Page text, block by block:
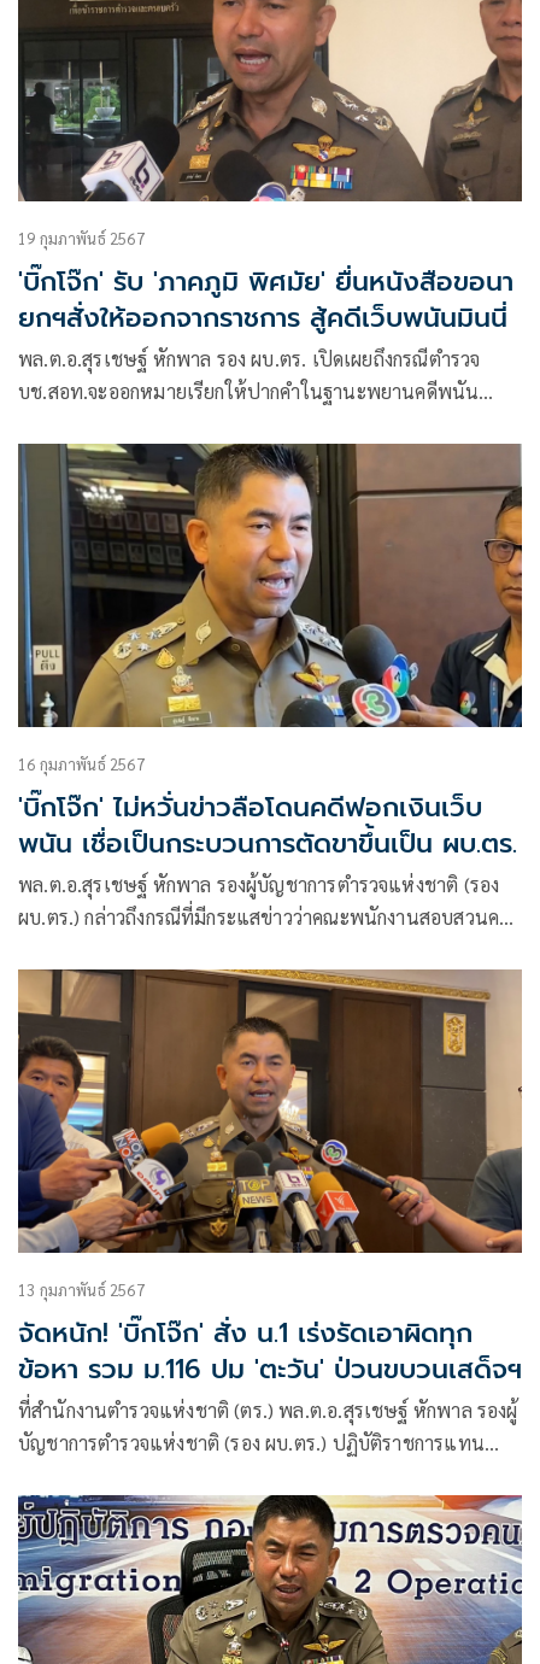
19 กุมภาพันธ์ 2567
'บิ๊กโจ๊ก' รับ 'ภาคภูมิ พิศมัย' ยื่นหนังสือขอนา
ยกฯสั่งให้ออกจากราชการ สู้คดีเว็บพนันมินนี่
พล.ต.อ.สุรเชษฐ์ หักพาล รอง ผบ.ตร. เปิดเผยถึงกรณีตำรวจ
บช.สอท.จะออกหมายเรียกให้ปากคำในฐานะพยานคดีพนัน
นี่ เนื่องจากตนไม่ได้ให้คุณให้โทษกับเว็บพนัน และตนไม่ได้คุม
ไซเบอร์
16 กุมภาพันธ์ 2567
'บิ๊กโจ๊ก' ไม่หวั่นข่าวลือโดนคดีฟอกเงินเว็บ
พนัน เชื่อเป็นกระบวนการตัดขาขึ้นเป็น ผบ.ตร.
พล.ต.อ.สุรเชษฐ์ หักพาล รองผู้บัญชาการตำรวจแห่งชาติ (รอง
ผบ.ตร.) กล่าวถึงกรณีที่มีกระแสข่าวว่าคณะพนักงานสอบสวนคดี
กับนายตำรวจใหญ่คนดังระดับบิ๊ก ในฐานะผู้บงการ ข้อหาฟอก
เงิน
13 กุมภาพันธ์ 2567
จัดหนัก! 'บิ๊กโจ๊ก' สั่ง น.1 เร่งรัดเอาผิดทุก
ข้อหา รวม ม.116 ปม 'ตะวัน' ป่วนขบวนเสด็จฯ
ที่สำนักงานตำรวจแห่งชาติ (ตร.) พล.ต.อ.สุรเชษฐ์ หักพาล รองผู้
บัญชาการตำรวจแห่งชาติ (รอง ผบ.ตร.) ปฏิบัติราชการแทน